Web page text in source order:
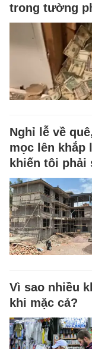
trong tường
Nghỉ lễ về
mọc lên khắp
khiến tôi phải
Vì sao nhiều
khi mặc cả?